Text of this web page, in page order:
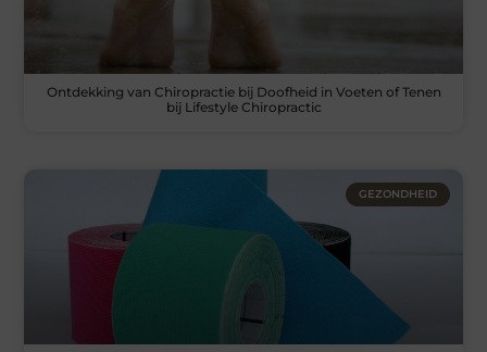
Ontdekking van Chiropractie bij Doofheid in Voeten of Tenen
bij Lifestyle Chiropractic
GEZONDHEID